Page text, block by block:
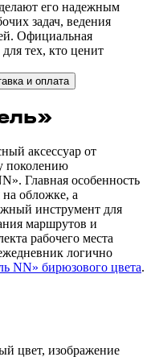
его надежным
задач, ведения
Официальная
для тех, кто ценит
и оплата
аксессуар от
поколению
Главная особенность
обложке, а
инструмент для
маршрутов и
рабочего места
логично
NN» бирюзового цвета.
цвет, изображение